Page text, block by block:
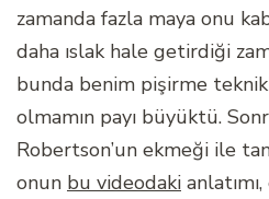
zamanda fazla maya onu
daha ıslak hale getirdiği
bunda benim pişirme
olmamın payı büyüktü.
Robertson’un ekmeği ile
onun bu videodaki